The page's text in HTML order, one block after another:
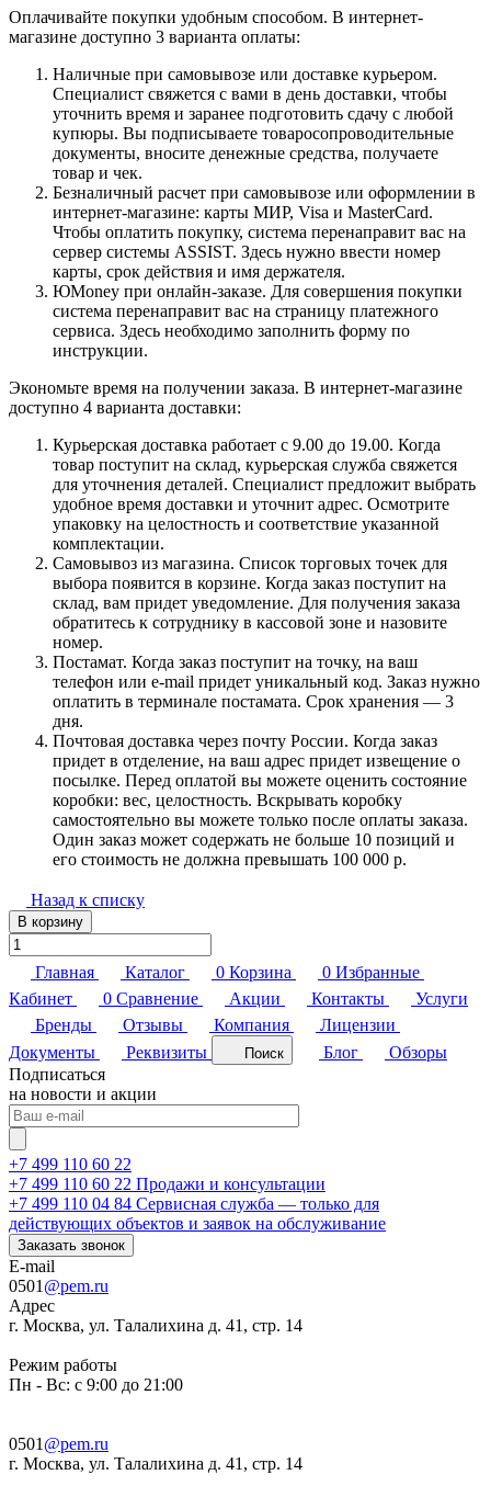
Оплачивайте покупки удобным способом. В интернет-
магазине доступно 3 варианта оплаты:
Наличные при самовывозе или доставке курьером.
Специалист свяжется с вами в день доставки, чтобы
уточнить время и заранее подготовить сдачу с любой
купюры. Вы подписываете товаросопроводительные
документы, вносите денежные средства, получаете
товар и чек.
Безналичный расчет при самовывозе или оформлении в
интернет-магазине: карты МИР, Visa и MasterCard.
Чтобы оплатить покупку, система перенаправит вас на
сервер системы ASSIST. Здесь нужно ввести номер
карты, срок действия и имя держателя.
ЮMoney при онлайн-заказе. Для совершения покупки
система перенаправит вас на страницу платежного
сервиса. Здесь необходимо заполнить форму по
инструкции.
Экономьте время на получении заказа. В интернет-магазине
доступно 4 варианта доставки:
Курьерская доставка работает с 9.00 до 19.00. Когда
товар поступит на склад, курьерская служба свяжется
для уточнения деталей. Специалист предложит выбрать
удобное время доставки и уточнит адрес. Осмотрите
упаковку на целостность и соответствие указанной
комплектации.
Самовывоз из магазина. Список торговых точек для
выбора появится в корзине. Когда заказ поступит на
склад, вам придет уведомление. Для получения заказа
обратитесь к сотруднику в кассовой зоне и назовите
номер.
Постамат. Когда заказ поступит на точку, на ваш
телефон или e-mail придет уникальный код. Заказ нужно
оплатить в терминале постамата. Срок хранения — 3
дня.
Почтовая доставка через почту России. Когда заказ
придет в отделение, на ваш адрес придет извещение о
посылке. Перед оплатой вы можете оценить состояние
коробки: вес, целостность. Вскрывать коробку
самостоятельно вы можете только после оплаты заказа.
Один заказ может содержать не больше 10 позиций и
его стоимость не должна превышать 100 000 р.
Назад к списку
В корзину
Главная Каталог 0 Корзина 0 Избранные
Кабинет
0 Сравнение Акции Контакты
Услуги
Бренды
Отзывы Компания
Лицензии
Документы
Реквизиты Поиск Блог
Обзоры
Подписаться
на новости и акции
+7 499 110 60 22
+7 499 110 60 22 Продажи и консультации
+7 499 110 04 84 Сервисная служба — только для
действующих объектов и заявок на обслуживание
Заказать звонок
E-mail
0501 @pem.ru
Адрес
г. Москва, ул. Талалихина д. 41, стр. 14
Режим работы
Пн - Вс: с 9:00 до 21:00
0501 @pem.ru
г. Москва, ул. Талалихина д. 41, стр. 14